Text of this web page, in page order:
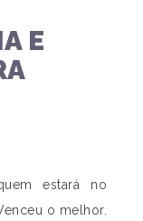
E
estará no
o melhor.